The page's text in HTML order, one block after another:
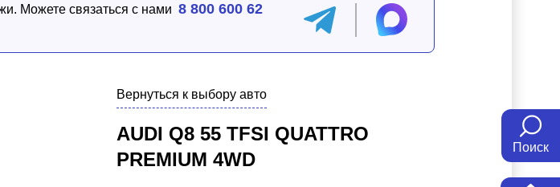
Поиск
Можете связаться с нами 8 800 600 62
Вернуться к выбору авто
AUDI Q8 55 TFSI QUATTRO
PREMIUM 4WD